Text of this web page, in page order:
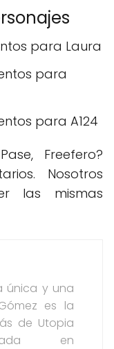
para Laura
para
para A124
Freefero?
Nosotros
las mismas
única y una
es la
de Utopia
en